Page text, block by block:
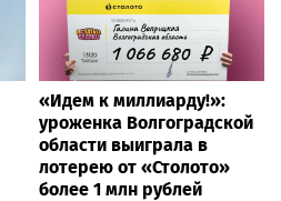
«Идем к миллиарду!»:
уроженка Волгоградской
области выиграла в
лотерею от «Столото»
более 1 млн рублей